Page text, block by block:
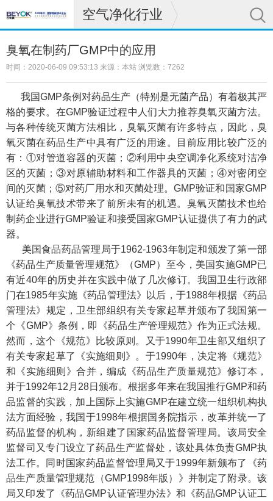
空气净化行业
臭氧在制药厂GMP中的应用
时间：2020-06-09 09:53:13 来源：本站 浏览数：7262
我国GMP条例对药品生产（特别是无菌产品）有着极其严
格的要求。在GMP验证过程中人们大力推荐臭氧灭菌方法。
与各种传统灭菌方法相比，臭氧灭菌有许多特点，因此，臭
氧灭菌在药品生产中具有广泛的用途。目前应用比较广泛的
有：①对管道容器的灭菌；②利用中央空调净化系统对洁净
区的灭菌；③对原辅助材料和工作器具的灭菌；④对密闭空
间的灭菌；⑤对药厂用水和灭菌处理。GMP验证和国家GMP
认证给臭氧技术带来了前所未有的机遇。臭氧灭菌技术也给
制药企业进行GMP验证和接受国家GMP认证提供了有力的武
器。
美国食品药品管理局于1962-1963年制定和颁发了第一部
《药品生产质量管理规范》（GMP）至今，美国实施GMP已
有近40年的历史并在实践中做了几次修订。我国卫生行政部
门在1985年实施《药品管理法》以后，于1988年根据《药品
管理法》规定，卫生部组织有关专家起草并颁布了我国第一
个《GMP》条例，即《药品生产管理规范》作为正式法规。
然而，这个《规范》比较原则。又于1990年卫生部又组织了
有关专家起草了《实施细则》。于1990年，决定将《规范》
和《实施细则》合并，编成《药品生产质量规范》修订本，
并于1992年12月28日颁布。根据多年来在我国推行GMP和药
品监督的实践，加上国际上实施GMP在建立统一组织机构执
法方面经验，我国于1998年根据国务院指示，改革并统一了
药品监督的机构，新组建了国家药品监督管理局。该局安全
监督司又专门设立了药品生产监督处，该处具体负责GMP执
法工作。同时国家药品监督管理局又于1999年新颁布了《药
品生产质量管理规范（GMP1998年版）》并制定了附录。该
局又印发了《药品GMP认证管理办法》和《药品GMP认证工